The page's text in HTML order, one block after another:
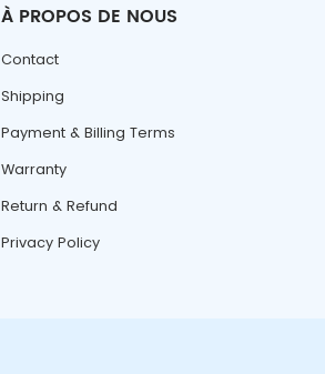
À PROPOS DE NOUS
Contact
Shipping
Payment & Billing Terms
Warranty
Return & Refund
Privacy Policy